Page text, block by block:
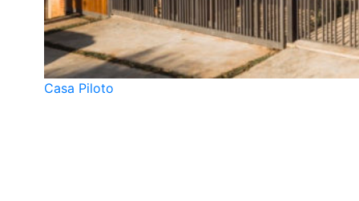
Casa Piloto